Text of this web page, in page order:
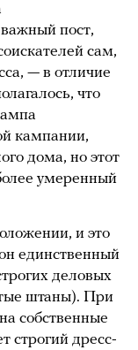
пост,
сам,
— в отличие
что
кампании,
дома, но этот
умеренный
и это
единственный
деловых
штаны). При
собственные
строгий дресс-